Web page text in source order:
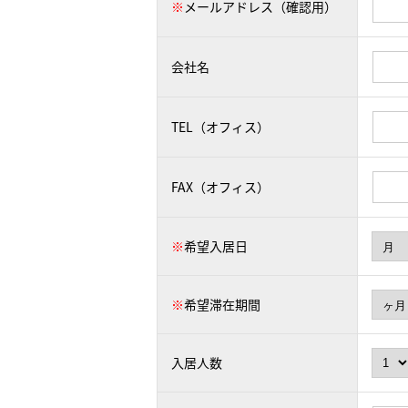
※ メールアドレス（確認用）
会社名
TEL（オフィス）
FAX（オフィス）
※希望入居日
※希望滞在期間
入居人数